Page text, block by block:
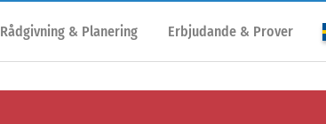
Rådgivning & Planering Erbjudande & Prover